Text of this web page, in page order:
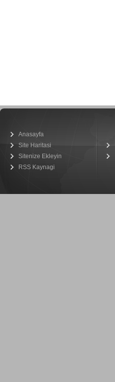
Anasayfa
Site Haritasi
Sitenize Ekleyin
RSS Kaynagi